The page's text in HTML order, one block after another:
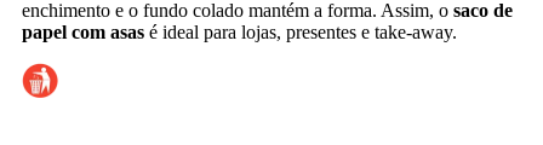
enchimento e o fundo colado mantém a forma. Assim, o saco de
papel com asas é ideal para lojas, presentes e take-away.